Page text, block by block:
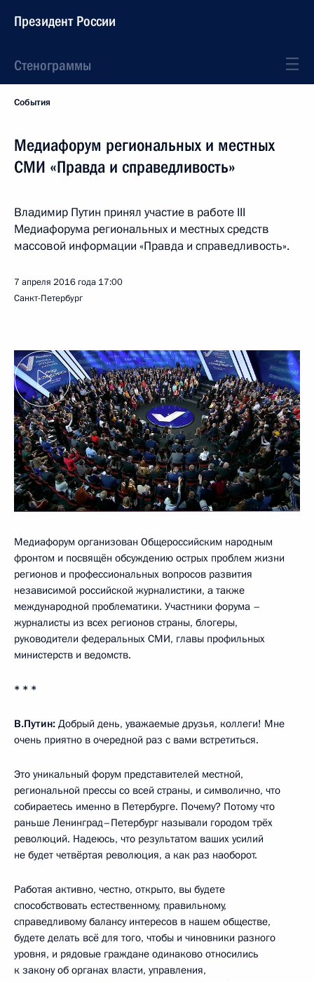
Президент России
Стенограммы
События
Медиафорум региональных и местных
СМИ «Правда и справедливость»
Владимир Путин принял участие в работе III
Медиафорума региональных и местных средств
массовой информации «Правда и справедливость».
7 апреля 2016 года 17:00
Санкт-Петербург
Медиафорум организован Общероссийским народным
фронтом и посвящён обсуждению острых проблем жизни
регионов и профессиональных вопросов развития
независимой российской журналистики, а также
международной проблематики. Участники форума –
журналисты из всех регионов страны, блогеры,
руководители федеральных СМИ, главы профильных
министерств и ведомств.
* * *
В.Путин: Добрый день, уважаемые друзья, коллеги! Мне
очень приятно в очередной раз с вами встретиться.
Это уникальный форум представителей местной,
региональной прессы со всей страны, и символично, что
собираетесь именно в Петербурге. Почему? Потому что
раньше Ленинград–Петербург называли городом трёх
революций. Надеюсь, что результатом ваших усилий
не будет четвёртая революция, а как раз наоборот.
Работая активно, честно, открыто, вы будете
способствовать естественному, правильному,
справедливому балансу интересов в нашем обществе,
будете делать всё для того, чтобы и чиновники разного
уровня, и рядовые граждане одинаково относились
к закону об органах власти, управления,